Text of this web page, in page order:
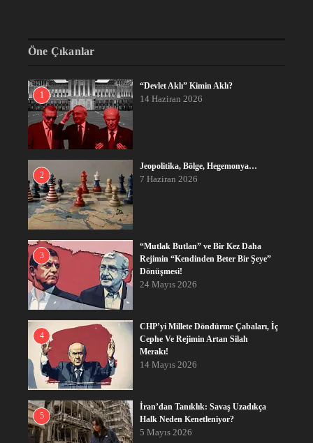
Öne Çıkanlar
1
“Devlet Aklı” Kimin Aklı?
14 Haziran 2026
2
Jeopolitika, Bölge, Hegemonya…
7 Haziran 2026
3
“Mutlak Butlan” ve Bir Kez Daha
Rejimin “Kendinden Beter Bir Şeye”
Dönüşmesi!
24 Mayıs 2026
4
CHP’yi Millete Döndürme Çabaları, İç
Cephe Ve Rejimin Artan Silah
Merakı!
14 Mayıs 2026
5
İran’dan Tanıklık: Savaş Uzadıkça
Halk Neden Kenetleniyor?
5 Mayıs 2026